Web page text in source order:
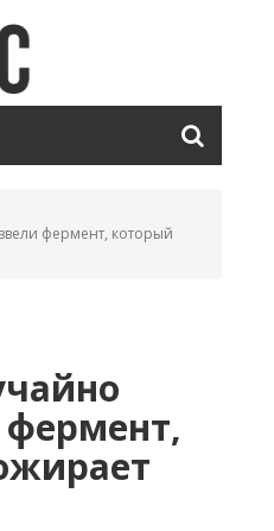
фермент, который